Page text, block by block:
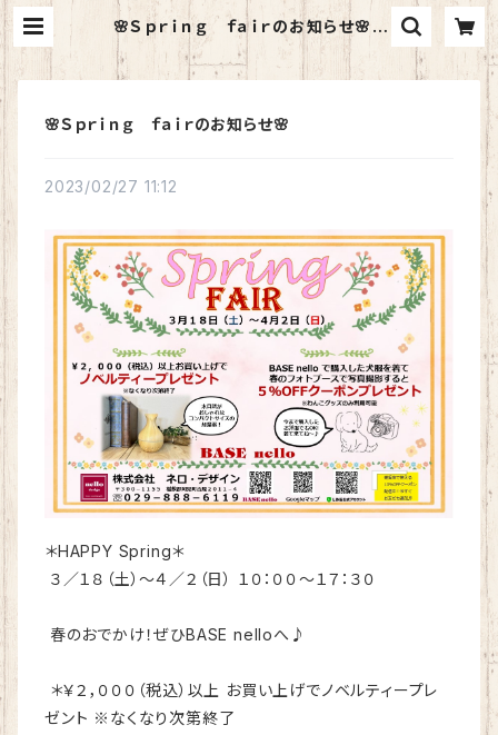
🌸Ｓｐｒｉｎｇ ｆａｉｒのお知らせ🌸 |
BASE nello
🌸Ｓｐｒｉｎｇ ｆａｉｒのお知らせ🌸
2023/02/27 11:12
＊HAPPY Spring＊
３／１８（土）～４／２（日） １０：００～１７：３０
春のおでかけ！ぜひBASE nelloへ♪
＊￥２，０００（税込）以上 お買い上げでノベルティープレ
ゼント ※なくなり次第終了